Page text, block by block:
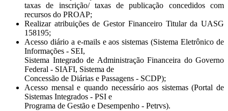
taxas de inscrição/ taxas de publicação concedidos com
recursos do PROAP;
Realizar atribuições de Gestor Financeiro Titular da UASG
158195;
Acesso diário a e-mails e aos sistemas (Sistema Eletrônico de
Informações - SEI,
Sistema Integrado de Administração Financeira do Governo
Federal - SIAFI, Sistema de
Concessão de Diárias e Passagens - SCDP);
Acesso mensal e quando necessário aos sistemas (Portal de
Sistemas Integrados - PSI e
Programa de Gestão e Desempenho - Petrvs).